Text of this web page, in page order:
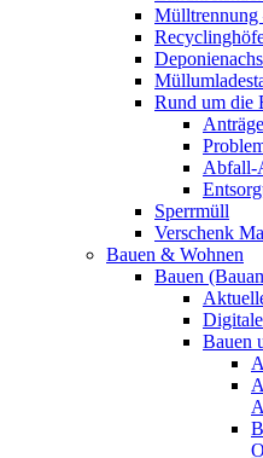
Mülltrennung
Rund um die
Abfall-
Sperrmüll
Verschenk
Bauen & Wohnen
Bauen
Bauen